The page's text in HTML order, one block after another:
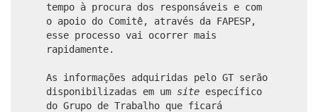
tempo à procura dos responsáveis e com
o apoio do Comitê, através da FAPESP,
esse processo vai ocorrer mais
rapidamente.
As informações adquiridas pelo GT serão
disponibilizadas em um site específico
do Grupo de Trabalho que ficará